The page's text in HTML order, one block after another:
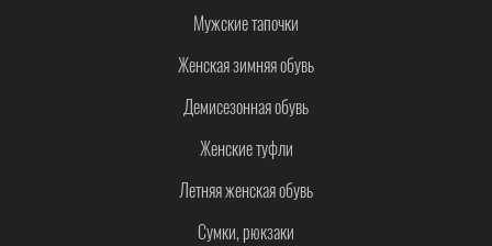
Мужские тапочки
Женская зимняя обувь
Демисезонная обувь
Женские туфли
Летняя женская обувь
Сумки, рюкзаки